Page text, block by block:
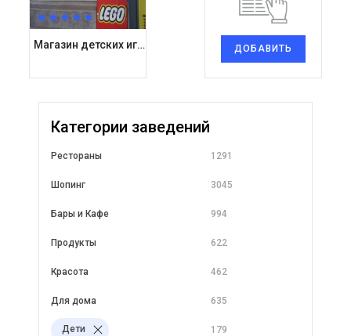
Магазин детских игрушек Бест Той / Best Toy ДОБАВИТЬ
Категории заведений
Рестораны
Шопинг
Бары и Кафе
Продукты
Красота
Для дома
Дети
1291
3045
994
622
462
635
179